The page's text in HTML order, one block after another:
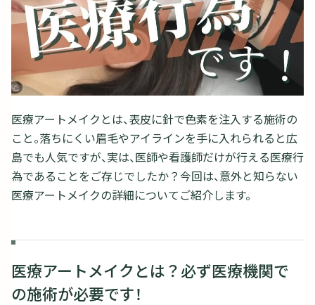
医療アートメイクとは、表皮に針で色素を注入する施術の
こと。落ちにくい眉毛やアイラインを手に入れられると広
島でも人気ですが、実は、医師や看護師だけが行える医療行
為であることをご存じでしたか？今回は、意外と知らない
医療アートメイクの詳細についてご紹介します。
医療アートメイクとは？必ず医療機関で
の施術が必要です！